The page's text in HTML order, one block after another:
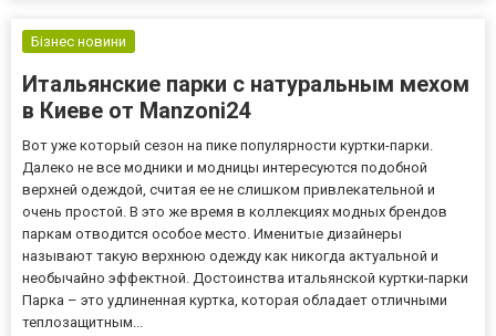
Favoritesh...
Бізнес новини
Итальянские парки с натуральным мехом
в Киеве от Manzoni24
Вот уже который сезон на пике популярности куртки-парки.
Далеко не все модники и модницы интересуются подобной
верхней одеждой, считая ее не слишком привлекательной и
очень простой. В это же время в коллекциях модных брендов
паркам отводится особое место. Именитые дизайнеры
называют такую верхнюю одежду как никогда актуальной и
необычайно эффектной. Достоинства итальянской куртки-парки
Парка – это удлиненная куртка, которая обладает отличными
теплозащитным...